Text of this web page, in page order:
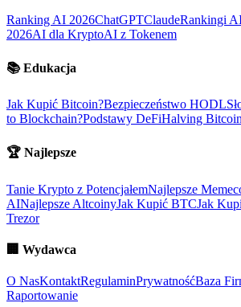
Ranking AI 2026ChatGPTClaudeRankingi
2026AI dla KryptoAI z Tokenem
📚 Edukacja
Jak Kupić Bitcoin?Bezpieczeństwo HODL
to Blockchain?Podstawy DeFiHalving
🏆 Najlepsze
Tanie Krypto z PotencjałemNajlepsze
AINajlepsze AltcoinyJak Kupić BTCJak
Trezor
🏢 Wydawca
O NasKontaktRegulaminPrywatnośćBaza
Raportowanie